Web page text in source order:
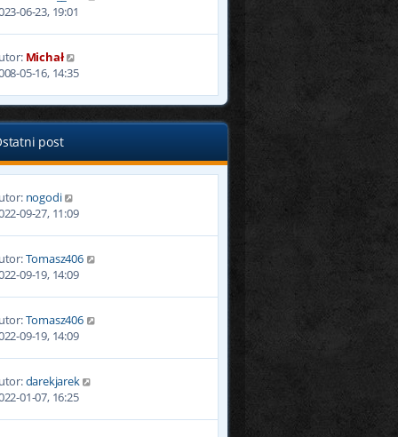
06-23, 19:01
Michał
05-16, 14:35
post
nogodi
09-27, 11:09
Tomasz406
09-19, 14:09
Tomasz406
09-19, 14:09
darekjarek
01-07, 16:25